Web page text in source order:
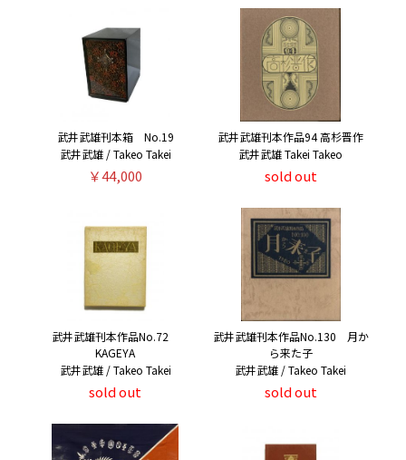
武井武雄刊本箱 No.19
武井武雄 / Takeo Takei
￥44,000
武井武雄刊本作品94 高杉晋作
武井武雄 Takei Takeo
sold out
武井武雄刊本作品No.72
KAGEYA
武井武雄 / Takeo Takei
sold out
武井武雄刊本作品No.130 月か
ら来た子
武井武雄 / Takeo Takei
sold out